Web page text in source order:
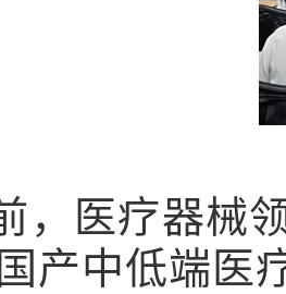
，医疗器械
产中低端医